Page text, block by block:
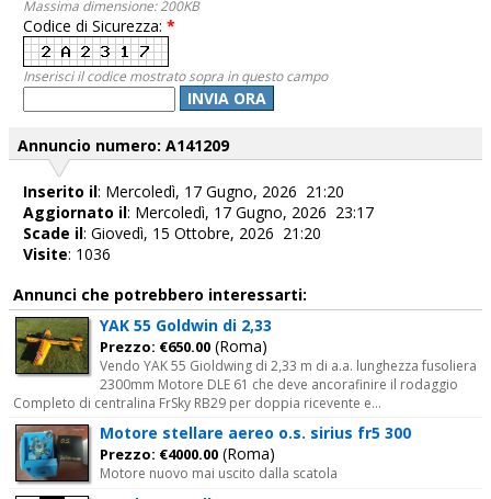
Massima dimensione: 200KB
Codice di Sicurezza: *
Inserisci il codice mostrato sopra in questo campo
INVIA ORA
Annuncio numero: A141209
Inserito il: Mercoledì, 17 Gugno, 2026 21:20
Aggiornato il: Mercoledì, 17 Gugno, 2026 23:17
Scade il: Giovedì, 15 Ottobre, 2026 21:20
Visite: 1036
Annunci che potrebbero interessarti:
YAK 55 Goldwin di 2,33
Prezzo: €650.00 (Roma)
Vendo YAK 55 Gioldwing di 2,33 m di a.a. lunghezza fusoliera
2300mm Motore DLE 61 che deve ancorafinire il rodaggio
Completo di centralina FrSky RB29 per doppia ricevente e...
Motore stellare aereo o.s. sirius fr5 300
Prezzo: €4000.00 (Roma)
Motore nuovo mai uscito dalla scatola